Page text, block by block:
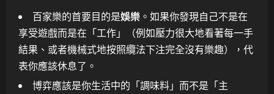
百家樂的首要目的是娛樂 。如果你發現自己不是在
享受遊戲而是在「工作」（例如壓力很大地看著每一手
結果、或者機械式地按照纜法下注完全沒有樂趣），代
表你應該休息了。
博弈應該是你生活中的「調味料」而不是「主